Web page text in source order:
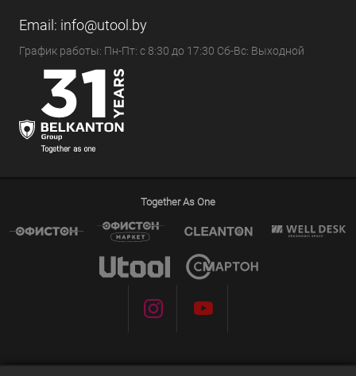
Email: info@utool.by
График работы: Пн-Пт: с 8:30 до 17:30 Сб-Вс: Выходной
Together As One